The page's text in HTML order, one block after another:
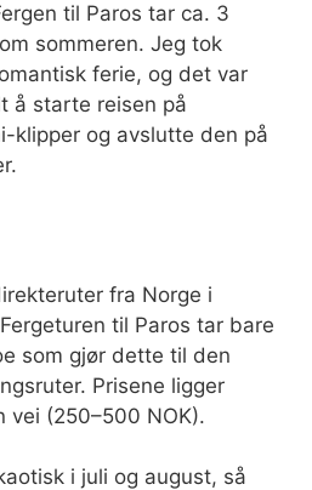
til Paros tar ca. 3
sommeren. Jeg tok
ferie, og det var
å starte reisen på
klipper og avslutte den på
fra Norge i
til Paros tar bare
som gjør dette til den
Prisene ligger
vei (250–500 NOK).
i juli og august, så